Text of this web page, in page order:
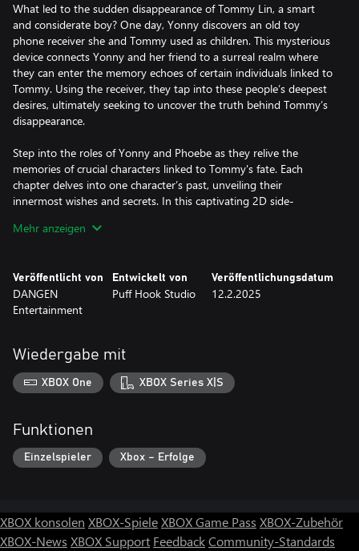
What led to the sudden disappearance of Tommy Lin, a smart
and considerate boy? One day, Yonny discovers an old toy
phone receiver she and Tommy used as children. This mysterious
device connects Yonny and her friend to a surreal realm where
they can enter the memory echoes of certain individuals linked to
Tommy. Using the receiver, they tap into these people’s deepest
desires, ultimately seeking to uncover the truth behind Tommy’s
disappearance.
Step into the roles of Yonny and Phoebe as they relive the
memories of crucial characters linked to Tommy's fate. Each
chapter delves into one character’s past, unveiling their
innermost wishes and secrets. In this captivating 2D side-
collect key items, make pivotal choices, and investigate detailed
Mehr anzeigen
Veröffentlicht von
DANGEN
Entertainment
Entwickelt von
Puff Hook Studio
Veröffentlichungsdatum
12.2.2025
Wiedergabe mit
XBOX One XBOX Series X|S
Funktionen
Einzelspieler Xbox – Erfolge
XBOX konsolen XBOX-SpieleXBOX Game Pass XBOX-Zubehör
XBOX-News XBOX Support FeedbackCommunity-Standards